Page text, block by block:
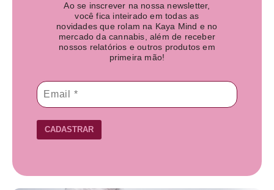
Ao se inscrever na nossa newsletter,
você fica inteirado em todas as
novidades que rolam na Kaya Mind e no
mercado da cannabis, além de receber
nossos relatórios e outros produtos em
primeira mão!
CADASTRAR